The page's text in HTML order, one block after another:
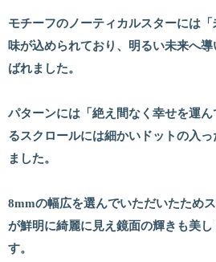
モチーフのノーティカルスターには
味が込められており、明るい未来へ
ばれました。
パターンには「絶え間なく幸せを運
るスクロールには細かいドットの入
ました。
8mmの幅広を選んでいただいたため
が鮮明に綺麗に見え鏡面の輝きも美
す。